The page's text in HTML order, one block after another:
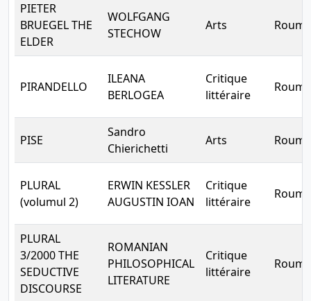
PIETER
BRUEGEL THE
ELDER
WOLFGANG
STECHOW
Arts
PIRANDELLO
ILEANA
BERLOGEA
Critique
littéraire
PISE
Sandro
Chierichetti
Arts
PLURAL
(volumul 2)
ERWIN KESSLER
AUGUSTIN IOAN
Critique
littéraire
PLURAL
3/2000 THE
SEDUCTIVE
DISCOURSE
ROMANIAN
PHILOSOPHICAL
LITERATURE
Critique
littéraire